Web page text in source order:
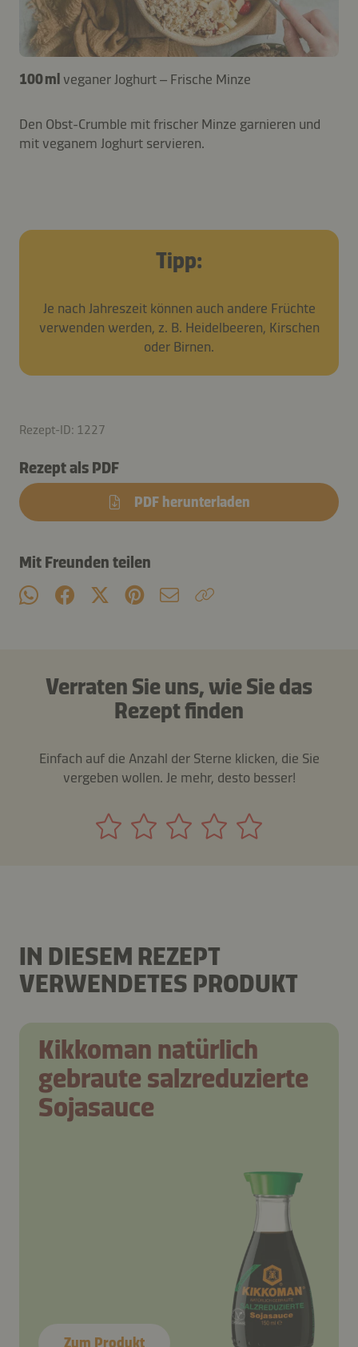
100 ml veganer Joghurt – Frische Minze
Den Obst-Crumble mit frischer Minze garnieren und
mit veganem Joghurt servieren.
Tipp:
Je nach Jahreszeit können auch andere Früchte
verwenden werden, z. B. Heidelbeeren, Kirschen
oder Birnen.
Rezept-ID: 1227
Rezept als PDF
PDF herunterladen
Mit Freunden teilen
Verraten Sie uns, wie Sie das
Rezept finden
Einfach auf die Anzahl der Sterne klicken, die Sie
vergeben wollen. Je mehr, desto besser!
IN DIESEM REZEPT
VERWENDETES PRODUKT
Kikkoman natürlich
gebraute salzreduzierte
Sojasauce
Zum Produkt